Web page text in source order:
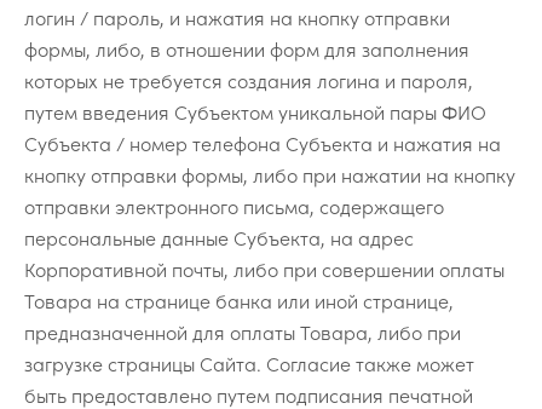
логин / пароль, и нажатия на кнопку отправки
формы, либо, в отношении форм для заполнения
которых не требуется создания логина и пароля,
путем введения Субъектом уникальной пары ФИО
Субъекта / номер телефона Субъекта и нажатия на
кнопку отправки формы, либо при нажатии на кнопку
отправки электронного письма, содержащего
персональные данные Субъекта, на адрес
Корпоративной почты, либо при совершении оплаты
Товара на странице банка или иной странице,
предназначенной для оплаты Товара, либо при
загрузке страницы Сайта. Согласие также может
быть предоставлено путем подписания печатной